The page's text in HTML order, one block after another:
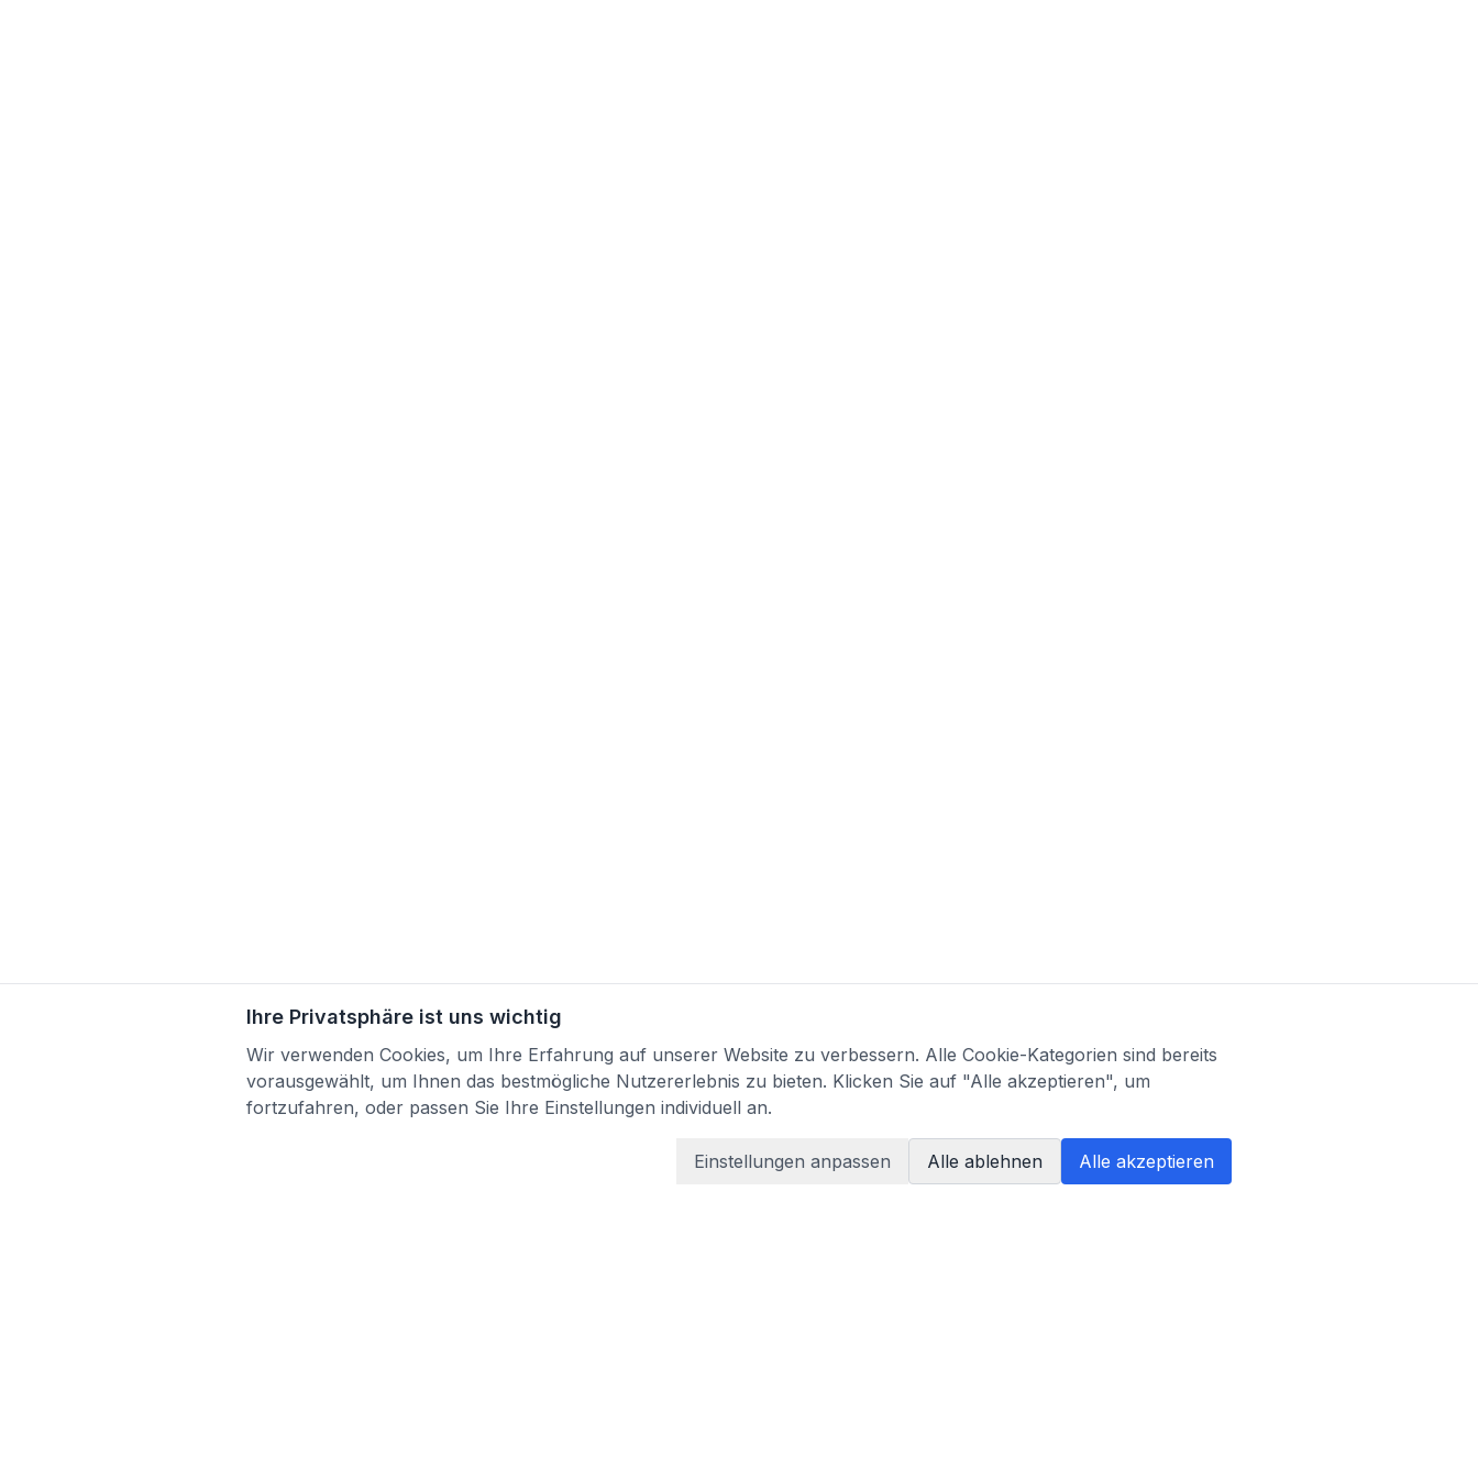
Ihre Privatsphäre ist uns wichtig
Wir verwenden Cookies, um Ihre Erfahrung auf unserer Website zu verbessern. Alle Cookie-Kategorien sind bereits
vorausgewählt, um Ihnen das bestmögliche Nutzererlebnis zu bieten. Klicken Sie auf "Alle akzeptieren", um
fortzufahren, oder passen Sie Ihre Einstellungen individuell an.
Einstellungen anpassen Alle ablehnen Alle akzeptieren